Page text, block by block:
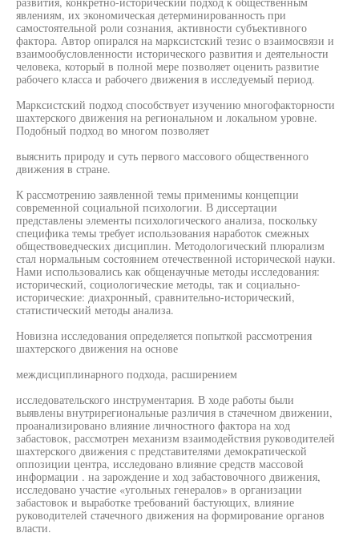
явлениям, их экономическая детерминированность при
самостоятельной роли сознания, активности субъективного
фактора. Автор опирался на марксистский тезис о взаимосвязи и
взаимообусловленности исторического развития и деятельности
человека, который в полной мере позволяет оценить развитие
рабочего класса и рабочего движения в исследуемый период.
Марксистский подход способствует изучению многофакторности
шахтерского движения на региональном и локальном уровне.
Подобный подход во многом позволяет
выяснить природу и суть первого массового общественного
движения в стране.
К рассмотрению заявленной темы применимы концепции
современной социальной психологии. В диссертации
представлены элементы психологического анализа, поскольку
специфика темы требует использования наработок смежных
обществоведческих дисциплин. Методологический плюрализм
стал нормальным состоянием отечественной исторической науки.
Нами использовались как общенаучные методы исследования:
исторический, социологические методы, так и социально-
исторические: диахронный, сравнительно-исторический,
статистический методы анализа.
Новизна исследования определяется попыткой рассмотрения
шахтерского движения на основе
междисциплинарного подхода, расширением
исследовательского инструментария. В ходе работы были
выявлены внутрирегиональные различия в стачечном движении,
проанализировано влияние личностного фактора на ход
забастовок, рассмотрен механизм взаимодействия руководителей
шахтерского движения с представителями демократической
оппозиции центра, исследовано влияние средств массовой
информации . на зарождение и ход забастовочного движения,
исследовано участие «угольных генералов» в организации
забастовок и выработке требований бастующих, влияние
руководителей стачечного движения на формирование органов
власти.